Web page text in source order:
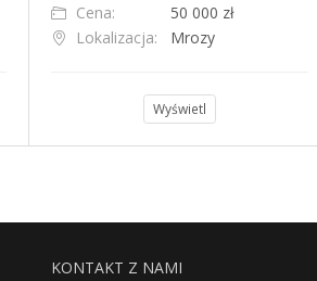
Cena:
50 000 zł
Lokalizacja:
Mrozy
Wyświetl
KONTAKT Z NAMI